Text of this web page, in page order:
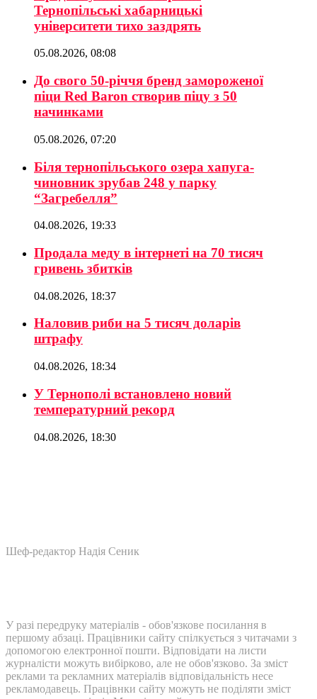
Тернопільські хабарницькі
університети тихо заздрять
05.08.2026, 08:08
До свого 50-річчя бренд замороженої
піци Red Baron створив піцу з 50
начинками
05.08.2026, 07:20
Біля тернопільського озера хапуга-
чиновник зрубав 248 у парку
“Загребелля”
04.08.2026, 19:33
Продала меду в інтернеті на 70 тисяч
гривень збитків
04.08.2026, 18:37
Наловив риби на 5 тисяч доларів
штрафу
04.08.2026, 18:34
У Тернополі встановлено новий
температурний рекорд
04.08.2026, 18:30
Шеф-редактор Надія Сеник
У разі передруку матеріалів - обов'язкове посилання в
першому абзаці. Працівники сайту спілкується з читачами з
допомогою електронної пошти. Відповідати на листи
журналісти можуть вибірково, але не обов'язково. За зміст
реклами та рекламних матеріалів відповідальність несе
рекламодавець. Працівнки сайту можуть не поділяти зміст